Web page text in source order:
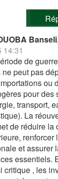
Banseli
14:31
de
ne peut pas
ou
pour des
transport,
La
de réduire la
renforcer
et assurer
essentiels.
critique , les